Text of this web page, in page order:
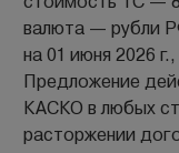
валюта — рубли
на 01 июня 2026
Предложение
КАСКО в любых
расторжении